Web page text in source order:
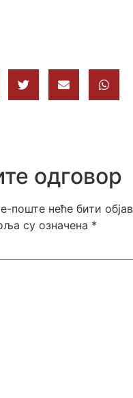
одговор
поште неће бити
су означена *